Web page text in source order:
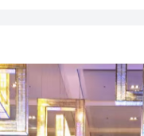
迎大結局】銀髮男
拘12人